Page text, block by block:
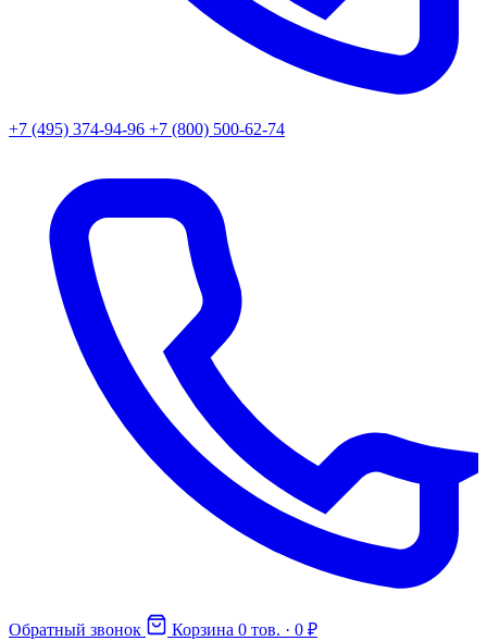
+7 (495) 374-94-96 +7 (800) 500-62-74
Обратный звонок Корзина 0 тов. · 0 ₽